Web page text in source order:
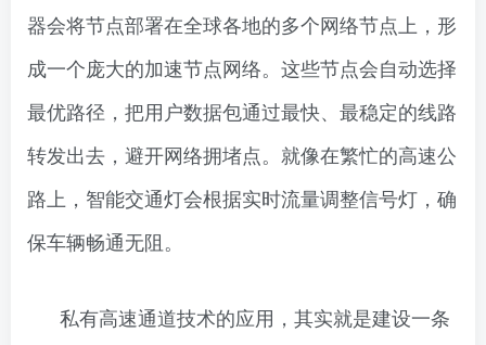
器会将节点部署在全球各地的多个网络节点上，形
成一个庞大的加速节点网络。这些节点会自动选择
最优路径，把用户数据包通过最快、最稳定的线路
转发出去，避开网络拥堵点。就像在繁忙的高速公
路上，智能交通灯会根据实时流量调整信号灯，确
保车辆畅通无阻。
私有高速通道技术的应用，其实就是建设一条